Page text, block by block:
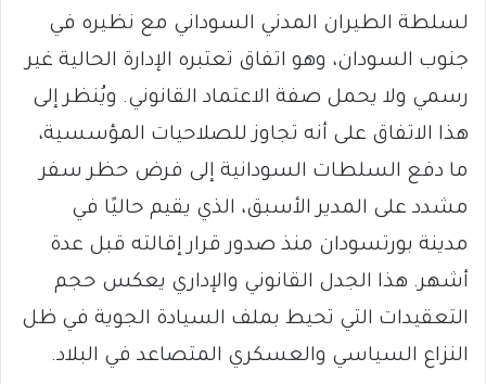
لسلطة الطيران المدني السوداني مع نظيره في
جنوب السودان، وهو اتفاق تعتبره الإدارة الحالية غير
رسمي ولا يحمل صفة الاعتماد القانوني. ويُنظر إلى
هذا الاتفاق على أنه تجاوز للصلاحيات المؤسسية،
ما دفع السلطات السودانية إلى فرض حظر سفر
مشدد على المدير الأسبق، الذي يقيم حاليًا في
مدينة بورتسودان منذ صدور قرار إقالته قبل عدة
أشهر. هذا الجدل القانوني والإداري يعكس حجم
التعقيدات التي تحيط بملف السيادة الجوية في ظل
النزاع السياسي والعسكري المتصاعد في البلاد.